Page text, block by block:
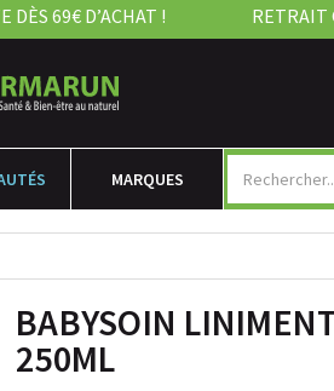
DÈS 69€ D’ACHAT ! RETRAIT
MARQUES
BABYSOIN
250ML